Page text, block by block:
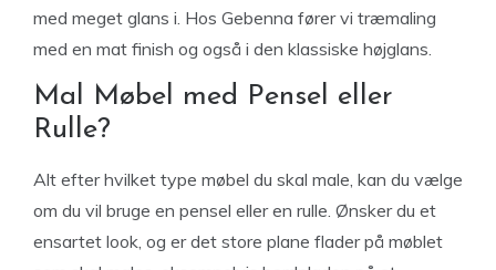
med meget glans i. Hos Gebenna fører vi træmaling
med en mat finish og også i den klassiske højglans.
Mal Møbel med Pensel eller
Rulle?
Alt efter hvilket type møbel du skal male, kan du vælge
om du vil bruge en pensel eller en rulle. Ønsker du et
ensartet look, og er det store plane flader på møblet